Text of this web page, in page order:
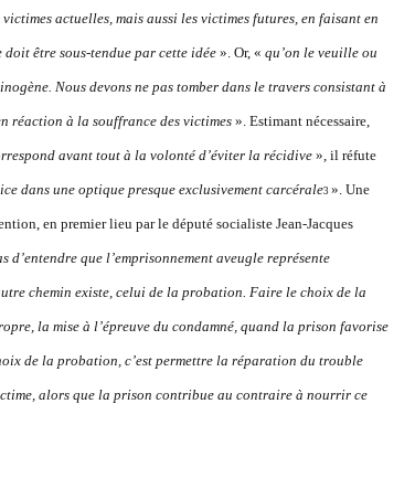
actuelles, mais aussi les victimes futures, en faisant en
être sous-tendue par cette idée ». Or, « qu’on le veuille ou
Nous devons ne pas tomber dans le travers consistant à
réaction à la souffrance des victimes ». Estimant nécessaire,
avant tout à la volonté d’éviter la récidive », il réfute
dans une optique presque exclusivement carcérale3 ». Une
en premier lieu par le député socialiste Jean-Jacques
d’entendre que l’emprisonnement aveugle représente
chemin existe, celui de la probation. Faire le choix de la
la mise à l’épreuve du condamné, quand la prison favorise
de la probation, c’est permettre la réparation du trouble
alors que la prison contribue au contraire à nourrir ce